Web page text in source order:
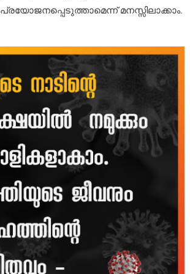
പ്രയോജനപ്പെടുത്താമെന്ന് മനസ്സിലാക്കാം.